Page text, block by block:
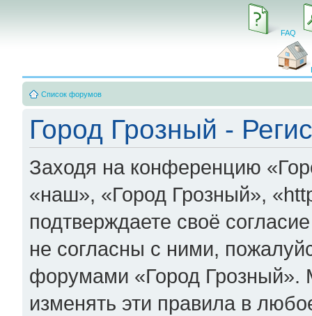
FAQ
Список форумов
Город Грозный -
Заходя на конференцию
«наш», «Город Грозный»,
подтверждаете своё
не согласны с ними,
форумами «Город Грозный».
изменять эти правила в